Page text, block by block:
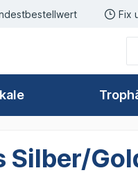
Fix
Silber/